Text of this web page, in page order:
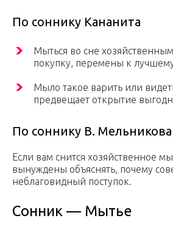
По соннику Кананита
Мыться во сне
покупку, перемены к
Мыло такое варить или
предвещает открытие
По соннику В. Мельникова
Если вам снится хозяйственное
вынуждены объяснять, почему
неблаговидный поступок.
Сонник — Мытье